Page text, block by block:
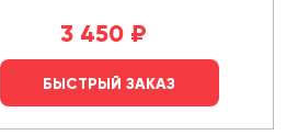
3 450 ₽
БЫСТРЫЙ ЗАКАЗ